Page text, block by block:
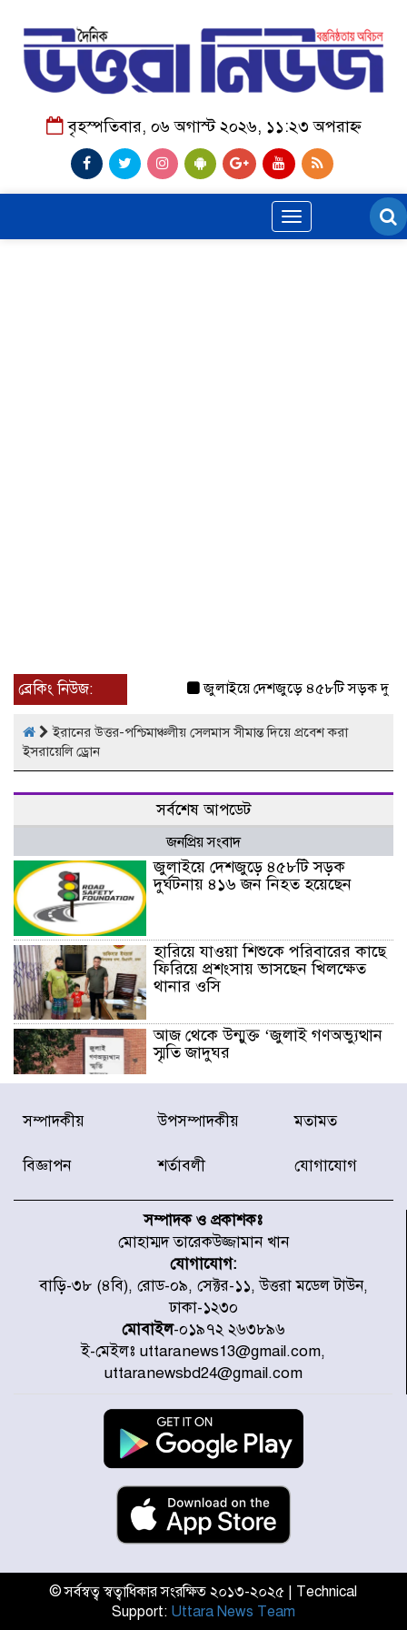
বৃহস্পতিবার, ০৬ অগাস্ট ২০২৬, ১১:২৩ অপরাহ্ন
Toggle
navigation
ব্রেকিং নিউজ: জুলাইয়ে দেশজুড়ে ৪৫৮টি সড়ক
ইরানের উত্তর-পশ্চিমাঞ্চলীয় সেলমাস সীমান্ত দিয়ে প্রবেশ করা
ইসরায়েলি ড্রোন
সর্বশেষ আপডেট
জনপ্রিয় সংবাদ
জুলাইয়ে দেশজুড়ে ৪৫৮টি সড়ক
দুর্ঘটনায় ৪১৬ জন নিহত হয়েছেন
হারিয়ে যাওয়া শিশুকে পরিবারের কাছে
ফিরিয়ে প্রশংসায় ভাসছেন খিলক্ষেত
থানার ওসি
আজ থেকে উন্মুক্ত ‘জুলাই গণঅভ্যুত্থান
স্মৃতি জাদুঘর
রাজধানীর উত্তরা আঞ্চলিক পাসপোর্ট
সদস্যকে বিভিন্ন মেয়াদে সাজা প্রদান
করেছে র‌্যাব-১
হরমুজ প্রণালি নিয়ে ওমানের সঙ্গে চুক্তি
চূড়ান্ত পর্যায়ে : ইরান
প্রত্যেক অপরাধীর বিচার এ দেশেই
হবে, সে যত শক্তিশালীই হোক না কেন,
চট্টগ্রামে জুলাই গণঅভ্যুত্থান দিবসে
প্রতিমন্ত্রী মীর হেলাল
আগামী ৫ দিন বৃষ্টির আভাস
হাসিনার বক্তব্য প্রচারে ভারতের সমর্থন
নেই
জুলাই গণঅভ্যুত্থানে আহত যোদ্ধা
উত্তরায় জুলাই গণঅভ্যুত্থানের ৯২
সম্পাদকীয় উপসম্পাদকীয় মতামত
বিজ্ঞাপন শর্তাবলী যোগাযোগ
সম্পাদক ও প্রকাশকঃ
মোহাম্মদ তারেকউজ্জামান খান
যোগাযোগ:
বাড়ি-৩৮ (৪বি), রোড-০৯, সেক্টর-১১, উত্তরা মডেল টাউন,
ঢাকা-১২৩০
মোবাইল-০১৯৭২ ২৬৩৮৯৬
ই-মেইলঃ uttaranews13@gmail.com,
uttaranewsbd24@gmail.com
© সর্বস্বত্ব স্বত্বাধিকার সংরক্ষিত ২০১৩-২০২৫ | Technical
Support: Uttara News Team